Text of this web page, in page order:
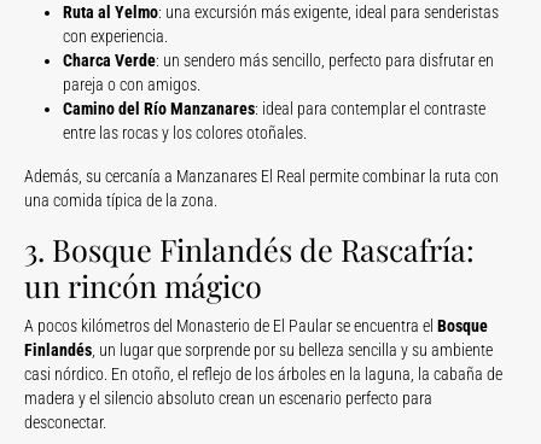
Ruta al Yelmo: una excursión más exigente, ideal para senderistas
con experiencia.
Charca Verde: un sendero más sencillo, perfecto para disfrutar en
pareja o con amigos.
Camino del Río Manzanares: ideal para contemplar el contraste
entre las rocas y los colores otoñales.
Además, su cercanía a Manzanares El Real permite combinar la ruta con
una comida típica de la zona.
3. Bosque Finlandés de Rascafría:
un rincón mágico
A pocos kilómetros del Monasterio de El Paular se encuentra el Bosque
Finlandés, un lugar que sorprende por su belleza sencilla y su ambiente
casi nórdico. En otoño, el reflejo de los árboles en la laguna, la cabaña de
madera y el silencio absoluto crean un escenario perfecto para
desconectar.